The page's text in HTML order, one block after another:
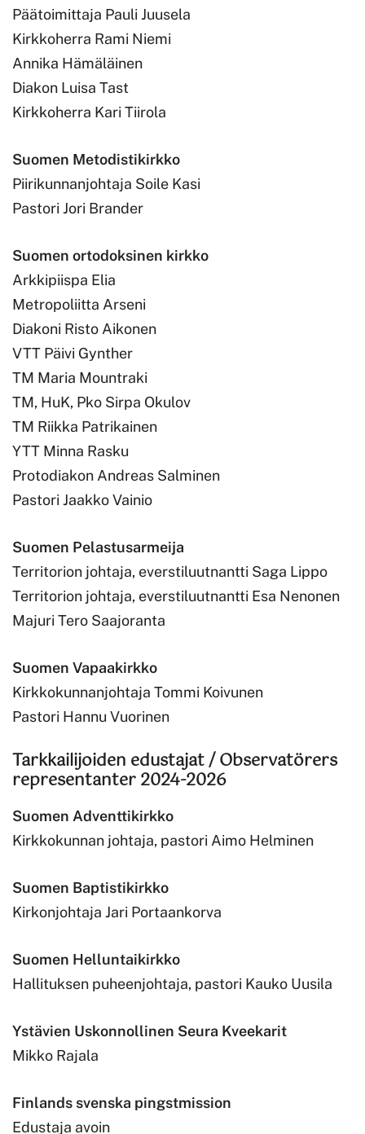
Päätoimittaja Pauli Juusela
Kirkkoherra Rami Niemi
Annika Hämäläinen
Diakon Luisa Tast
Kirkkoherra Kari Tiirola
Suomen Metodistikirkko
Piirikunnanjohtaja Soile Kasi
Pastori Jori Brander
Suomen ortodoksinen kirkko
Arkkipiispa Elia
Metropoliitta Arseni
Diakoni Risto Aikonen
VTT Päivi Gynther
TM Maria Mountraki
TM, HuK, Pko Sirpa Okulov
TM Riikka Patrikainen
YTT Minna Rasku
Protodiakon Andreas Salminen
Pastori Jaakko Vainio
Suomen Pelastusarmeija
Territorion johtaja, everstiluutnantti Saga Lippo
Territorion johtaja, everstiluutnantti Esa Nenonen
Majuri Tero Saajoranta
Suomen Vapaakirkko
Kirkkokunnanjohtaja Tommi Koivunen
Pastori Hannu Vuorinen
Tarkkailijoiden edustajat / Observatörers
representanter 2024-2026
Suomen Adventtikirkko
Kirkkokunnan johtaja, pastori Aimo Helminen
Suomen Baptistikirkko
Kirkonjohtaja Jari Portaankorva
Suomen Helluntaikirkko
Hallituksen puheenjohtaja, pastori Kauko Uusila
Ystävien Uskonnollinen Seura Kveekarit
Mikko Rajala
Finlands svenska pingstmission
Edustaja avoin